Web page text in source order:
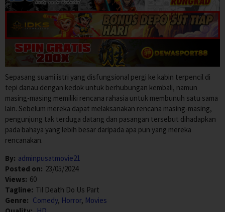
Sepasang suami istri yang disfungsional pergi ke kabin terpencil di
tepi danau dengan kedok untuk berhubungan kembali, namun
masing-masing memiliki rencana rahasia untuk membunuh satu sama
lain. Sebelum mereka dapat melaksanakan rencana masing-masing,
pengunjung tak terduga datang dan pasangan tersebut dihadapkan
pada bahaya yang lebih besar daripada apa pun yang mereka
rencanakan.
By: adminpusatmovie21
Posted on: 23/05/2024
Views: 60
Tagline: Til Death Do Us Part
Genre: Comedy, Horror, Movies